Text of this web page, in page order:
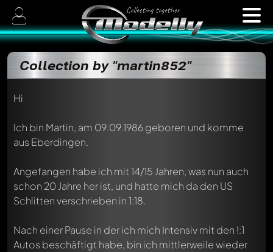
Collection by "martin852"
Hi
Ich bin Martin, am 09.09.1986 geboren und komme
aus Eberdingen.
Angefangen habe ich mit 14/15 Jahren, was nun auch
schon 20 Jahre her ist, und hatte mich da den US
Schlitten verschrieben in 1:18.
Nach einer Pause in der ich mich Intensiv mit den !:1
Autos beschäftigt habe, bin ich mittlerweile wieder